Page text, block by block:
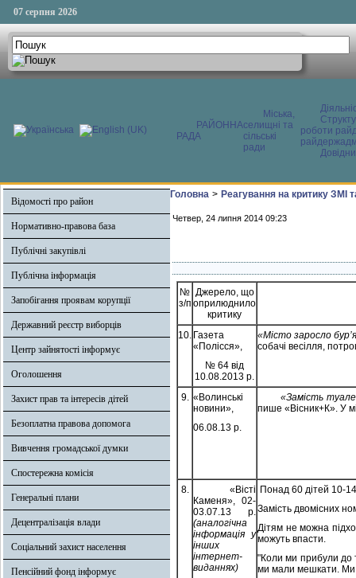
07 серпня 2026
РАЙОННА
РАДА
Міська,
селищні та
сільські
ради
роботи
Відомості про район
Нормативно-правова база
Публічні закупівлі
Публічна інформація
Запобігання проявам корупції
Державний реєстр виборців
Центр зайнятості інформує
Оголошення
Захист прав та інтересів дітей
Безоплатна правова допомога
Вивчення громадської думки
Спостережна комісія
Генеральні плани
Децентралізація влади
Соціальний захист населення
Пенсійний фонд інформує
Головна > Реагування на критику ЗМІ
Четвер, 24 липня 2014 09:23
№
з/п
Джерело, що
оприлюднило
критику
10. Газета
«Полісся»,
№ 64 від
10.08.2013 р.
«Місто заросло
собачі весілля,
9. «Волинські
новини»,
06.08.13 р.
«Замість туалета
пише «Вісник+К». У
8.
«Вісті
Каменя», 02-
03.07.13 р.
(аналогічна
інформація у
інших
інтернет-
виданнях)
Понад 60 дітей 10-
Замість двомісних
Дітям не можна
можуть впасти.
"Коли ми прибули до
ми мали мешкати. Ми